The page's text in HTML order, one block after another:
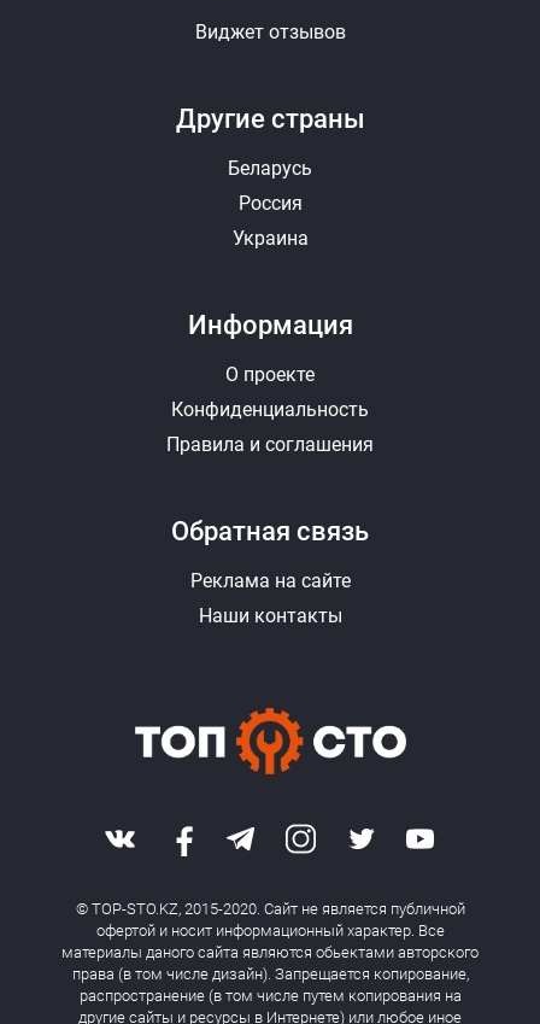
Другие страны
Беларусь
Россия
Украина
Виджет отзывов
Информация
О проекте
Конфиденциальность
Правила и соглашения
Обратная связь
Реклама на сайте
Наши контакты
© TOP-STO.KZ, 2015-2020. Сайт не является публичной
офертой и носит информационный характер. Все
материалы даного сайта являются обьектами авторского
права (в том числе дизайн). Запрещается копирование,
распространение (в том числе путем копирования на
другие сайты и ресурсы в Интернете) или любое иное